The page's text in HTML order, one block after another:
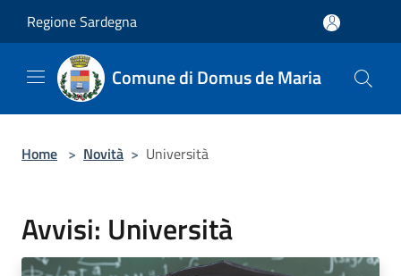
Regione Sardegna
Comune di Domus de Maria
Home > Novità > Università
Avvisi: Università